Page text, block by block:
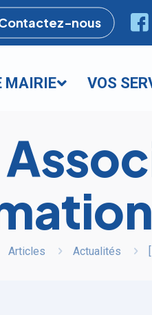
nous
MAIRIE VOS
Articles Actualités